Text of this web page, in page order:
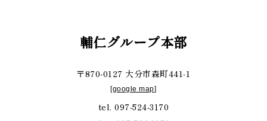
輔仁グループ本部
〒870-0127 大分市森町441-1
[google map]
tel. 097-524-3170